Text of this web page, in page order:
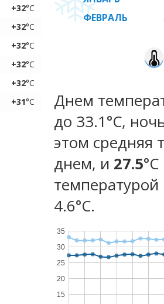
+32°C
+32°C
+32°C
+32°C
+32°C
+31°C
ФЕВРАЛЬ
Днем
до 33.1°C,
этом средняя
днем, и 27.5
температурой
4.6°С.
15
20
25
30
35